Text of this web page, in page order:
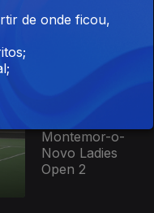
W25 2024
Montemor-o-
Novo Ladies
Open 2
de onde ficou,